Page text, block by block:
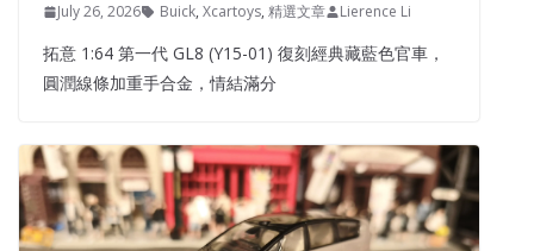
July 26, 2026 Buick, Xcartoys, 精選文章 Lierence Li
拓意 1:64 第一代 GL8 (Y15-01) 復刻經典藏藍色官車，
圓潤線條加重手合金，情結滿分